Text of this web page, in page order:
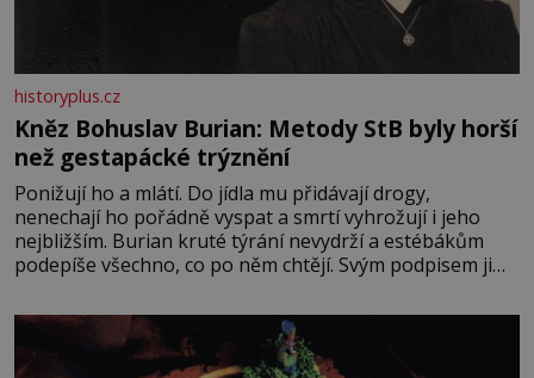
historyplus.cz
Kněz Bohuslav Burian: Metody StB byly horší
než gestapácké trýznění
Ponižují ho a mlátí. Do jídla mu přidávají drogy,
nenechají ho pořádně vyspat a smrtí vyhrožují i jeho
nejbližším. Burian kruté týrání nevydrží a estébákům
podepíše všechno, co po něm chtějí. Svým podpisem jim
fyzický ani psychický nátlak. Syn brněnského řezníka
chce být knězem a